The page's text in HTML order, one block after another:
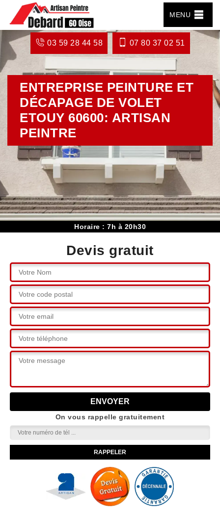
MENU
03 59 28 44 58 07 80 37 02 51
ENTREPRISE PEINTURE ET
DÉCAPAGE DE VOLET
ETOUY 60600: ARTISAN
PEINTRE
Horaire : 7h à 20h30
Devis gratuit
On vous rappelle gratuitement